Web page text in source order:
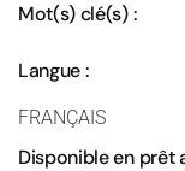
Mot(s) clé(s) :
Langue :
FRANÇAIS
Disponible en prêt